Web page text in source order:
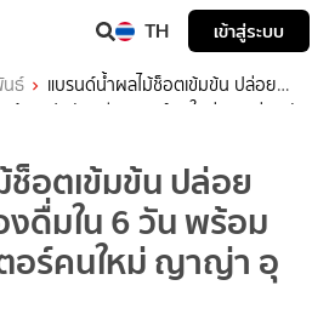
TH เข้าสู่ระบบ
นธ์
แบรนด์น้ำผลไม้ช็อตเข้มข้น ปล่อย
ร้อมเปิดตัวพรีเซนเตอร์คนใหม่ ญาญ่า อุรัส
อตเข้มข้น ปล่อย
ดื่มใน 6 วัน พร้อม
อร์คนใหม่ ญาญ่า อุ